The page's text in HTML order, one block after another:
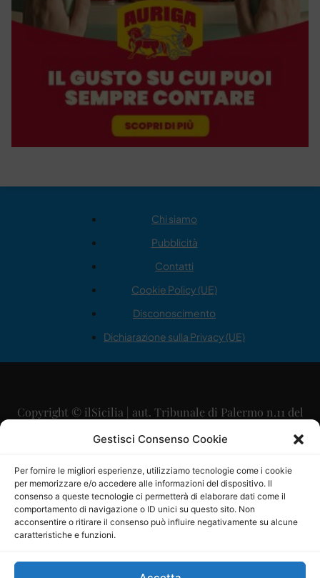
Gestisci Consenso Cookie
Per fornire le migliori esperienze, utilizziamo tecnologie come i cookie
per memorizzare e/o accedere alle informazioni del dispositivo. Il
consenso a queste tecnologie ci permetterà di elaborare dati come il
comportamento di navigazione o ID unici su questo sito. Non
acconsentire o ritirare il consenso può influire negativamente su alcune
caratteristiche e funzioni.
Chi siamo
Pubblicità
Contatti
Cookie Policy (UE)
Disconoscimento
Dichiarazione sulla Privacy (UE)
Copyright © ilSicilia | aut. Tribunale di Palermo n.11 del
29/09/2015
Direttore Editoriale: Maurizio Scaglione
Direttore Responsabile: Maria Calabrese
P.IVA: 06334930820